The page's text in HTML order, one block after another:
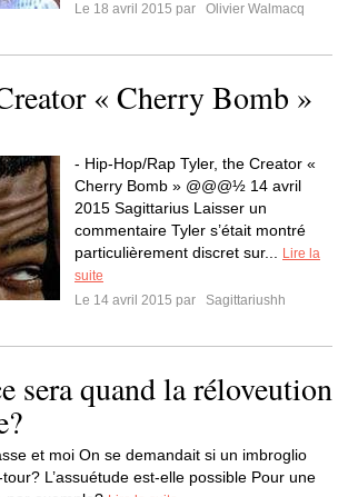
Le 18 avril 2015 par
Olivier Walmacq
« Cherry Bomb »
- Hip-Hop/Rap Tyler, the Creator «
Cherry Bomb » @@@½ 14 avril
2015 Sagittarius Laisser un
commentaire Tyler s’était montré
particulièrement discret sur...
Lire la
suite
Le 14 avril 2015 par
Sagittariushh
sera quand la réloveution
et moi On se demandait si un imbroglio
L’assuétude est-elle possible Pour une